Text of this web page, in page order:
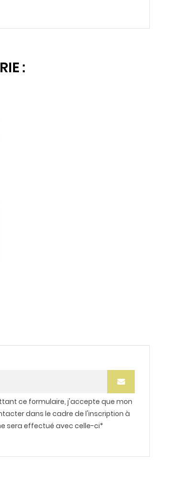
:
ce formulaire, j'accepte que mon
dans le cadre de l'inscription à
sera effectué avec celle-ci*